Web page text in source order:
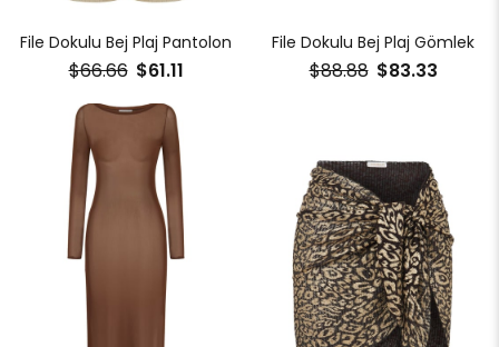
File Dokulu Bej Plaj Pantolon
$61.11
$66.66
File Dokulu Bej Plaj Gömlek
$83.33
$88.88